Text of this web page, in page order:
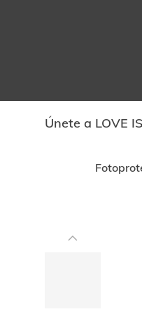
Únete a LOVE
carrusel